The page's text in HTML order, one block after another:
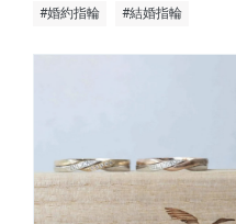
#婚約指輪 #結婚指輪